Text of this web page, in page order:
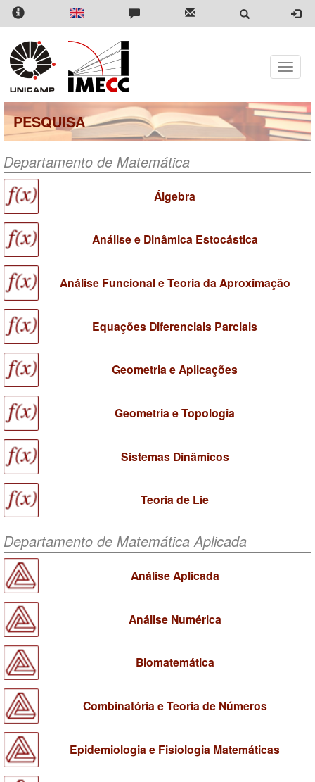
Pular
para
conteúdo
principal
Toggle
PESQUISA
Departamento de Matemática
Álgebra
Análise e Dinâmica Estocástica
Análise Funcional e Teoria da Aproximação
Equações Diferenciais Parciais
Geometria e Aplicações
Geometria e Topologia
Sistemas Dinâmicos
Teoria de Lie
Departamento de Matemática Aplicada
Análise Aplicada
Análise Numérica
Biomatemática
Combinatória e Teoria de Números
Epidemiologia e Fisiologia Matemáticas